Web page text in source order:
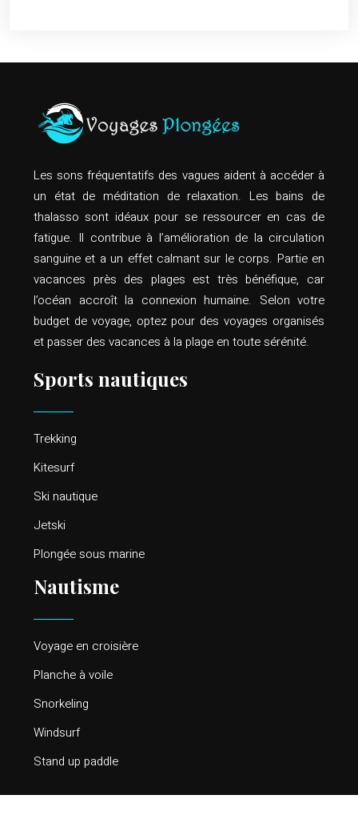
Les sons fréquentatifs des vagues aident à accéder à
un état de méditation de relaxation. Les bains de
thalasso sont idéaux pour se ressourcer en cas de
fatigue. Il contribue à l’amélioration de la circulation
sanguine et a un effet calmant sur le corps. Partie en
vacances près des plages est très bénéfique, car
l’océan accroît la connexion humaine. Selon votre
budget de voyage, optez pour des voyages organisés
et passer des vacances à la plage en toute sérénité.
Sports nautiques
Trekking
Kitesurf
Ski nautique
Jetski
Plongée sous marine
Nautisme
Voyage en croisière
Planche à voile
Snorkeling
Windsurf
Stand up paddle